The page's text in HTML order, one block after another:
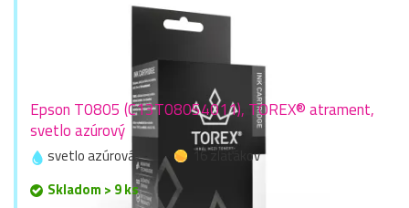
Epson T0805 (C13T08054011), TOREX® atrament,
svetlo azúrový
svetlo azúrová
16 zlaťákov
Skladom > 9 ks